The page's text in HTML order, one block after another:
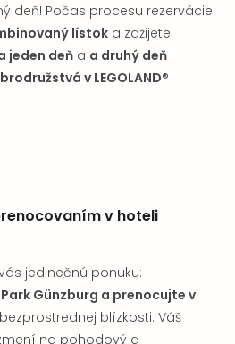
deň! Počas procesu rezervácie
lístok a zažijete
jeden deň a a druhý deň
v LEGOLAND®
v hoteli
jedinečnú ponuku:
Park Günzburg a prenocujte v
blízkosti. Váš
na pohodový a